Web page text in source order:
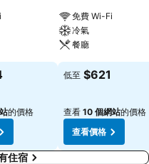
的價格
免費 Wi-Fi
冷氣
餐廳
低至 $621
查看 10 個網站的價格
查看價格
住宿